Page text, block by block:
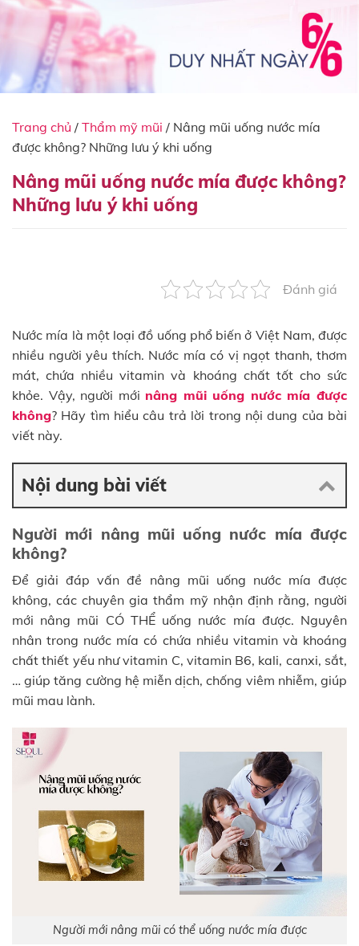
Trang chủ / Thẩm mỹ mũi / Nâng mũi uống nước mía
được không? Những lưu ý khi uống
Nâng mũi uống nước mía được không?
Những lưu ý khi uống
Đánh giá
Nước mía là một loại đồ uống phổ biến ở Việt Nam, được
nhiều người yêu thích. Nước mía có vị ngọt thanh, thơm
mát, chứa nhiều vitamin và khoáng chất tốt cho sức
khỏe. Vậy, người mớinâng mũi uống nước mía được
không? Hãy tìm hiểu câu trả lời trong nội dung của bài
viết này.
Nội dung bài viết
Người mới nâng mũi uống nước mía được
không?
Để giải đáp vấn đề nâng mũi uống nước mía được
không, các chuyên gia thẩm mỹ nhận định rằng, người
mới nâng mũi CÓ THỂ uống nước mía được. Nguyên
nhân trong nước mía có chứa nhiều vitamin và khoáng
chất thiết yếu như vitamin C, vitamin B6, kali, canxi, sắt,
… giúp tăng cường hệ miễn dịch, chống viêm nhiễm, giúp
mũi mau lành.
Người mới nâng mũi có thể uống nước mía được